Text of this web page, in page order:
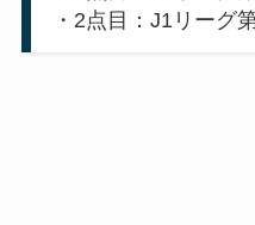
・2点目：J1リーグ